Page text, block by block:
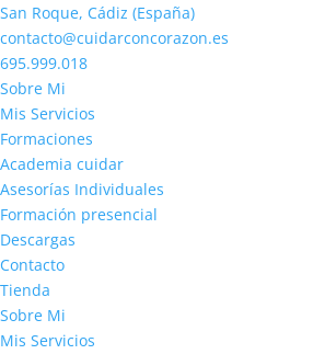
San Roque, Cádiz (España)
contacto@cuidarconcorazon.es
695.999.018
Sobre Mi
Mis Servicios
Formaciones
Academia cuidar
Asesorías Individuales
Formación presencial
Descargas
Contacto
Tienda
Sobre Mi
Mis Servicios